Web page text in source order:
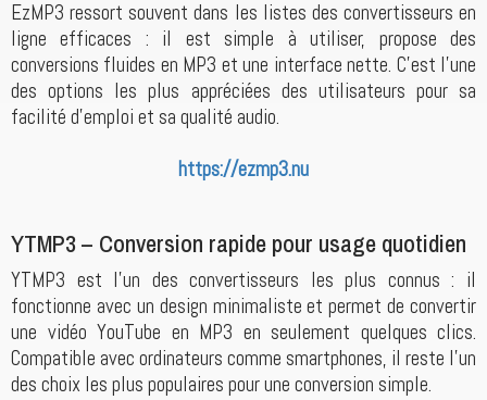
EzMP3 ressort souvent dans les listes des convertisseurs en
ligne efficaces : il est simple à utiliser, propose des
conversions fluides en MP3 et une interface nette. C’est l’une
des options les plus appréciées des utilisateurs pour sa
facilité d’emploi et sa qualité audio.
https://ezmp3.nu
YTMP3 – Conversion rapide pour usage quotidien
YTMP3 est l’un des convertisseurs les plus connus : il
fonctionne avec un design minimaliste et permet de convertir
une vidéo YouTube en MP3 en seulement quelques clics.
Compatible avec ordinateurs comme smartphones, il reste l’un
des choix les plus populaires pour une conversion simple.